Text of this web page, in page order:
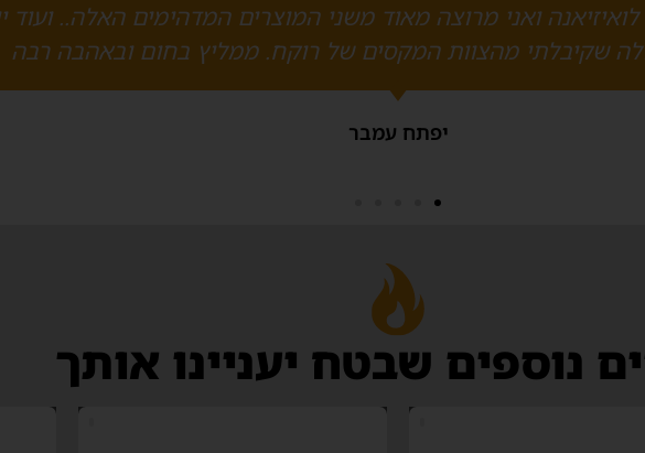
ברמה כל כך גבוהה של שירות, סבלנות ויסודיות אצל בעלי
בן יגר
נוספים שבטח יעניינו אותך